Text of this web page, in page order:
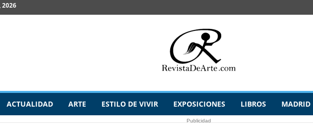
2026
ACTUALIDAD ARTE ESTILO DE VIVIR EXPOSICIONES LIBROS MADRID
Publicidad